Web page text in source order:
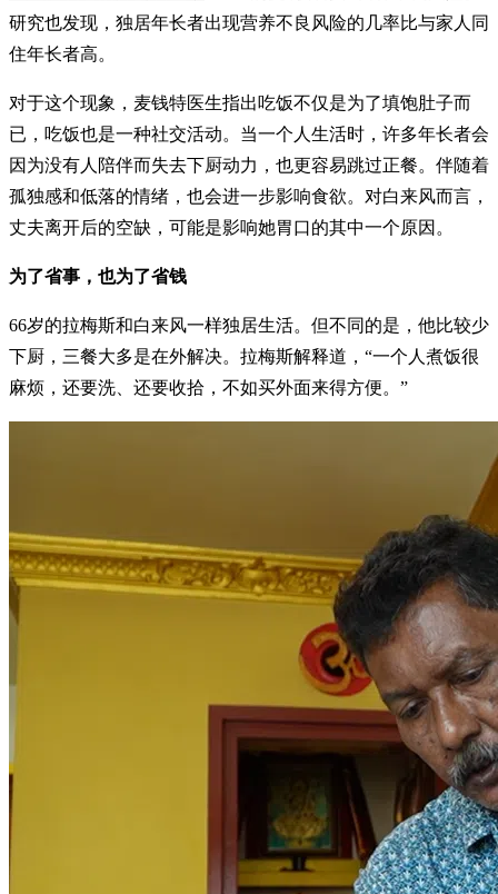
研究也发现，独居年长者出现营养不良风险的几率比与家人同
住年长者高。
对于这个现象，麦钱特医生指出吃饭不仅是为了填饱肚子而
已，吃饭也是一种社交活动。当一个人生活时，许多年长者会
因为没有人陪伴而失去下厨动力，也更容易跳过正餐。伴随着
孤独感和低落的情绪，也会进一步影响食欲。对白来风而言，
丈夫离开后的空缺，可能是影响她胃口的其中一个原因。
为了省事，也为了省钱
66岁的拉梅斯和白来风一样独居生活。但不同的是，他比较少
下厨，三餐大多是在外解决。拉梅斯解释道，“一个人煮饭很
麻烦，还要洗、还要收拾，不如买外面来得方便。”